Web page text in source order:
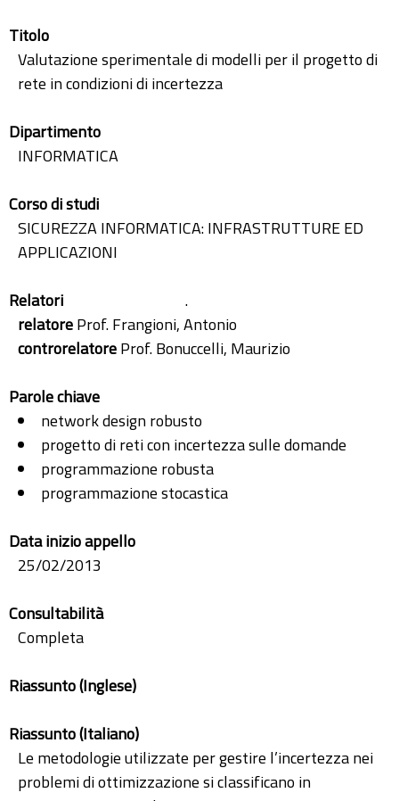
Titolo
Valutazione sperimentale di modelli per il progetto di
rete in condizioni di incertezza
Dipartimento
INFORMATICA
Corso di studi
SICUREZZA INFORMATICA: INFRASTRUTTURE ED
APPLICAZIONI
Relatori
.
relatoreProf. Frangioni, Antonio
controrelatoreProf. Bonuccelli, Maurizio
Parole chiave
network design robusto
progetto di reti con incertezza sulle domande
programmazione robusta
programmazione stocastica
Data inizio appello
25/02/2013
Consultabilità
Completa
Riassunto (Inglese)
Riassunto (Italiano)
Le metodologie utilizzate per gestire l’incertezza nei
problemi di ottimizzazione si classificano in